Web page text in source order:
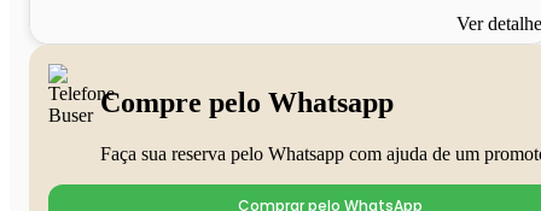
Ver
Compre pelo Whatsapp
Faça sua reserva pelo Whatsapp com ajuda de um
Comprar pelo WhatsApp